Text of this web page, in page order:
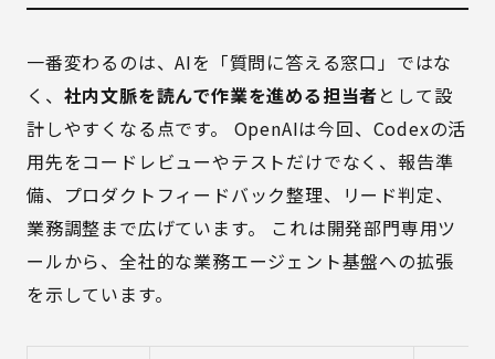
一番変わるのは、AIを「質問に答える窓口」ではな
く、 社内文脈を読んで作業を進める担当者として設
計しやすくなる点です。 OpenAIは今回、Codexの活
用先をコードレビューやテストだけでなく、報告準
備、プロダクトフィードバック整理、リード判定、
業務調整まで広げています。 これは開発部門専用ツ
ールから、全社的な業務エージェント基盤への拡張
を示しています。